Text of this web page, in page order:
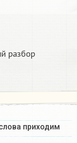
разбор
приходим​